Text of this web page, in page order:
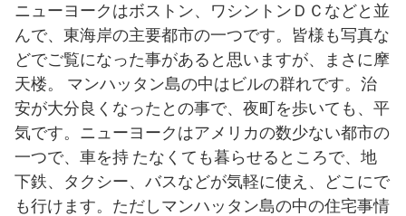
ニューヨークはボストン、ワシントンＤＣなどと並
んで、東海岸の主要都市の一つです。皆様も写真な
どでご覧になった事があると思いますが、まさに摩
天楼。 マンハッタン島の中はビルの群れです。治
安が大分良くなったとの事で、夜町を歩いても、平
気です。ニューヨークはアメリカの数少ない都市の
一つで、車を持 たなくても暮らせるところで、地
下鉄、タクシー、バスなどが気軽に使え、どこにで
も行けます。ただしマンハッタン島の中の住宅事情